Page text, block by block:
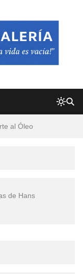
al Óleo
de Hans